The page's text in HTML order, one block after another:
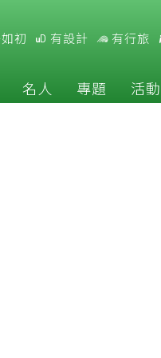
初 有設計 有行旅
名人 專題 活動